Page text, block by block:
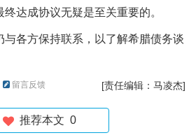
达成协议无疑是至关重要的。
与各方保持联系，以了解希腊债务谈
留言反馈 [责任编辑：马凌杰]
推荐本文 0